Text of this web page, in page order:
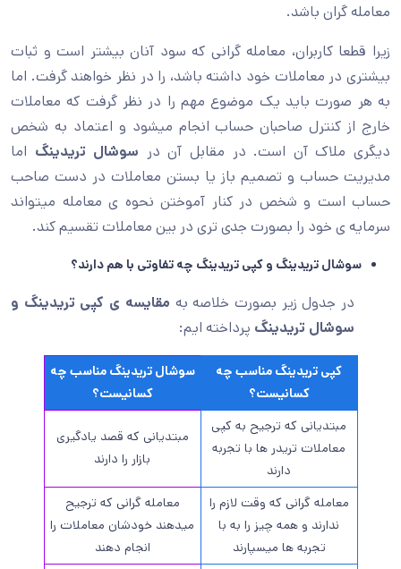
معامله گران باشد.
زیرا قطعا کاربران، معامله گرانی که سود آنان بیشتر است و ثبات
بیشتری در معاملات خود داشته باشد، را در نظر خواهند گرفت. اما
به هر صورت باید یک موضوع مهم را در نظر گرفت که معاملات
خارج از کنترل صاحبان حساب انجام میشود و اعتماد به شخص
دیگری ملاک آن است. در مقابل آن در سوشال تریدینگ اما
مدیریت حساب و تصمیم باز یا بستن معاملات در دست صاحب
حساب است و شخص در کنار آموختن نحوه ی معامله میتواند
سرمایه ی خود را بصورت جدی تری در بین معاملات تقسیم کند.
سوشال تریدینگ و کپی تریدینگ چه تفاوتی با هم دارند؟
در جدول زیر بصورت خلاصه به مقایسه ی کپی تریدینگ و
سوشال تریدینگ پرداخته ایم:
کپی تریدینگ مناسب چه
کسانیست؟
سوشال تریدینگ مناسب چه
کسانیست؟
مبتدیانی که ترجیح به کپی
معاملات تریدر ها با تجربه
دارند
مبتدیانی که قصد یادگیری
بازار را دارند
معامله گرانی که وقت لازم را
ندارند و همه چیز را به با
تجربه ها میسپارند
معامله گرانی که ترجیح
میدهند خودشان معاملات را
انجام دهند